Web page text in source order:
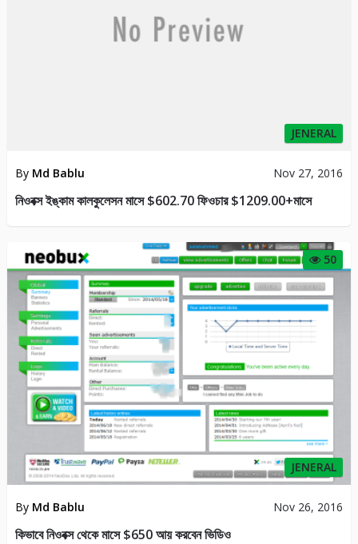
JENERAL
By Md Bablu Nov 27, 2016
নিওবক্স ইঙ্কাম কালকুলেসন মাসে $602.70 ফিওচার $1209.00+মাসে
50
JENERAL
By Md Bablu Nov 26, 2016
কিভাবে নিওবক্স থেকে মাসে $650 আয় করবেন ভিডিও